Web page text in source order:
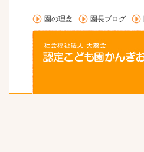
園の理念 園長ブログ